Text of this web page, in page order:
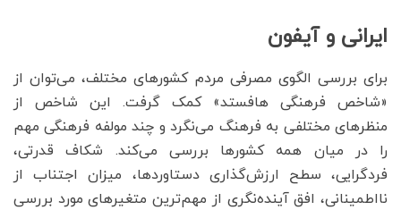
ایرانی و آیفون
برای بررسی الگوی مصرفی مردم کشورهای مختلف، می‌توان از
«شاخص فرهنگی هافستد» کمک گرفت. این شاخص از
منظرهای مختلفی به فرهنگ می‌نگرد و چند مولفه فرهنگی مهم
را در میان همه کشورها بررسی می‌کند. شکاف قدرتی،
فردگرایی، سطح ارزش‌گذاری دستاوردها، میزان اجتناب از
نااطمینانی، افق آینده‌نگری از مهم‌ترین متغیرهای مورد بررسی